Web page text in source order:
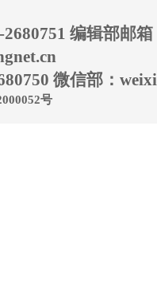
编辑部邮箱
微信部：
号